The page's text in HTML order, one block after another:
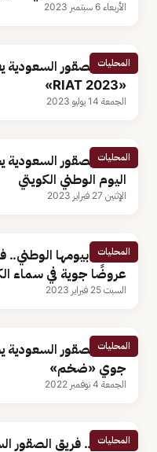
الأربعاء 6 سبتمبر 2023
المحليات
فريق الصقور السعودية
«RIAT 2023»
الجمعة 14 يوليو 2023
المحليات
فريق الصقور السعودية
اليوم الوطني الكويتي
الإثنين 27 فبراير 2023
المحليات
احتفالًا بيومها
عروضًا جوية في سماء
السبت 25 فبراير 2023
المحليات
فريق الصقور
جوي «ضخم»
الجمعة 4 نوفمبر 2022
المحليات
بالصور.. فريق الصقور